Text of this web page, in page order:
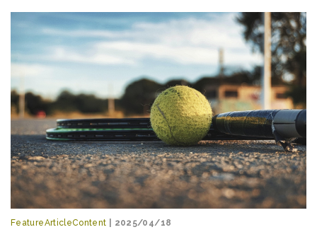
FeatureArticleContent | 2025/04/18